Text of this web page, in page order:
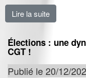
Lire la suite
Élections : une
CGT !
Publié le 20/12/